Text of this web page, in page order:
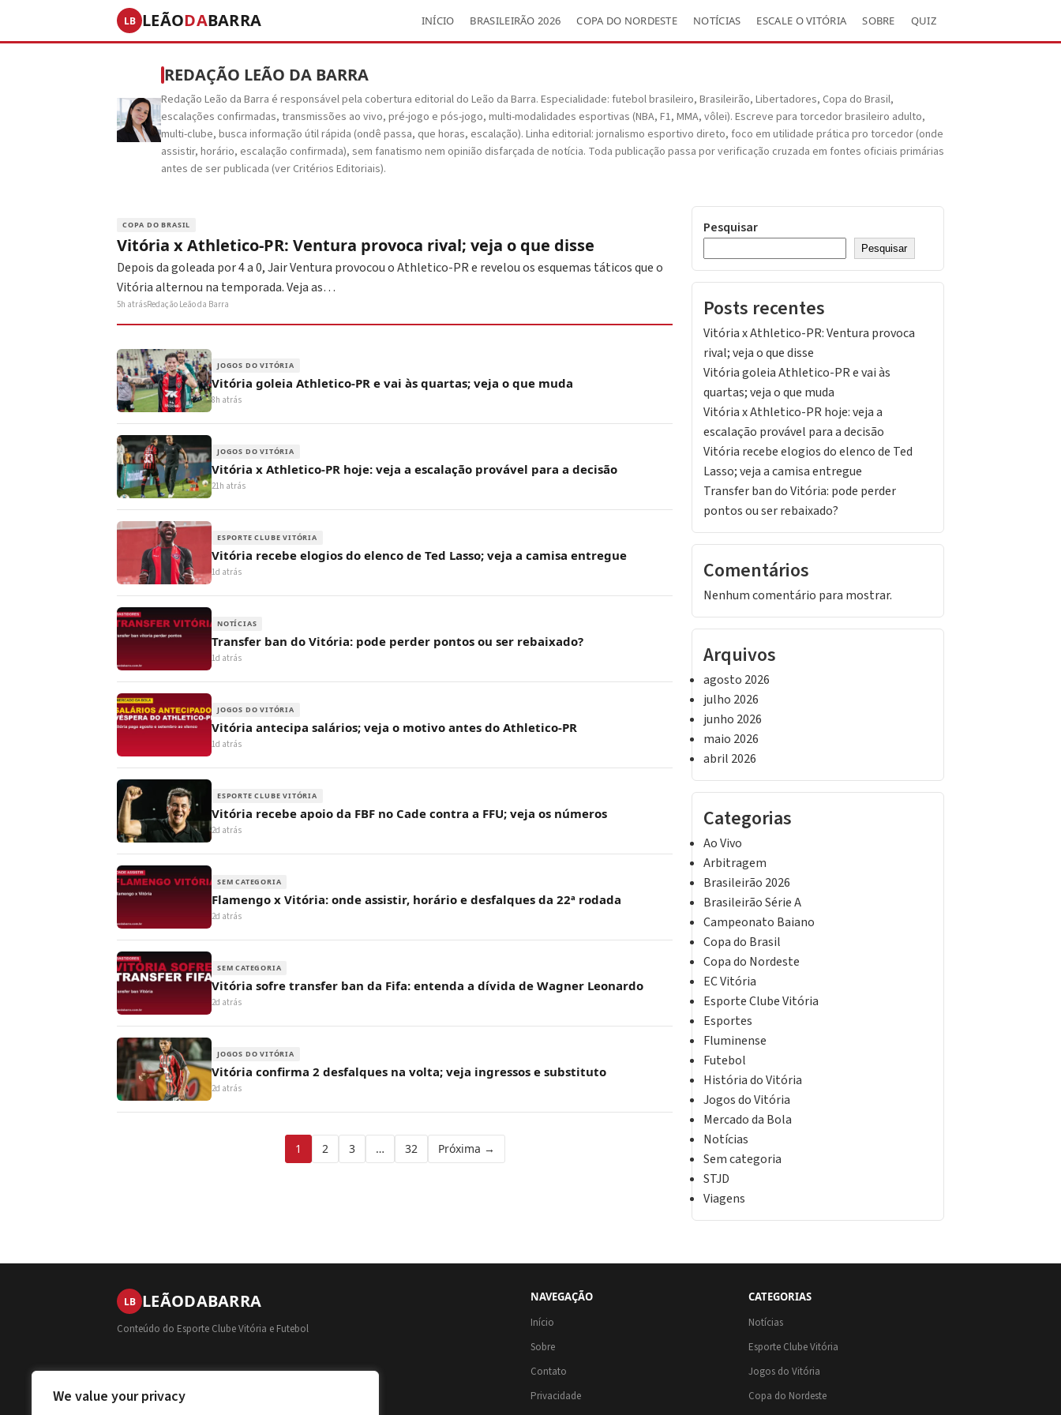
We value your privacy
LB LEÃODABARRA INÍCIO BRASILEIRÃO 2026 COPA DO NORDESTE NOTÍCIAS ESCALE O VITÓRIA SOBRE QUIZ
REDAÇÃO LEÃO DA BARRA
Redação Leão da Barra é responsável pela cobertura editorial do Leão da Barra. Especialidade: futebol brasileiro, Brasileirão, Libertadores, Copa do Brasil,
escalações confirmadas, transmissões ao vivo, pré-jogo e pós-jogo, multi-modalidades esportivas (NBA, F1, MMA, vôlei). Escreve para torcedor brasileiro adulto,
multi-clube, busca informação útil rápida (ondê passa, que horas, escalação). Linha editorial: jornalismo esportivo direto, foco em utilidade prática pro torcedor (onde
assistir, horário, escalação confirmada), sem fanatismo nem opinião disfarçada de notícia. Toda publicação passa por verificação cruzada em fontes oficiais primárias
antes de ser publicada (ver Critérios Editoriais).
COPA DO BRASIL
Vitória x Athletico-PR: Ventura provoca rival; veja o que disse
Depois da goleada por 4 a 0, Jair Ventura provocou o Athletico-PR e revelou os esquemas táticos que o
Vitória alternou na temporada. Veja as…
5h atrásRedação Leão da Barra
JOGOS DO VITÓRIA
Vitória goleia Athletico-PR e vai às quartas; veja o que muda
8h atrás
JOGOS DO VITÓRIA
Vitória x Athletico-PR hoje: veja a escalação provável para a decisão
21h atrás
ESPORTE CLUBE VITÓRIA
Vitória recebe elogios do elenco de Ted Lasso; veja a camisa entregue
1d atrás
NOTÍCIAS
Transfer ban do Vitória: pode perder pontos ou ser rebaixado?
1d atrás
JOGOS DO VITÓRIA
Vitória antecipa salários; veja o motivo antes do Athletico-PR
1d atrás
ESPORTE CLUBE VITÓRIA
Vitória recebe apoio da FBF no Cade contra a FFU; veja os números
2d atrás
SEM CATEGORIA
Flamengo x Vitória: onde assistir, horário e desfalques da 22ª rodada
2d atrás
SEM CATEGORIA
Vitória sofre transfer ban da Fifa: entenda a dívida de Wagner Leonardo
2d atrás
JOGOS DO VITÓRIA
Vitória confirma 2 desfalques na volta; veja ingressos e substituto
2d atrás
1 2 3 … 32 Próxima →
Pesquisar
Pesquisar
Posts recentes
Vitória x Athletico-PR: Ventura provoca
rival; veja o que disse
Vitória goleia Athletico-PR e vai às
quartas; veja o que muda
Vitória x Athletico-PR hoje: veja a
escalação provável para a decisão
Vitória recebe elogios do elenco de Ted
Lasso; veja a camisa entregue
Transfer ban do Vitória: pode perder
pontos ou ser rebaixado?
Comentários
Nenhum comentário para mostrar.
Arquivos
agosto 2026
julho 2026
junho 2026
maio 2026
abril 2026
Categorias
Ao Vivo
Arbitragem
Brasileirão 2026
Brasileirão Série A
Campeonato Baiano
Copa do Brasil
Copa do Nordeste
EC Vitória
Esporte Clube Vitória
Esportes
Fluminense
Futebol
História do Vitória
Jogos do Vitória
Mercado da Bola
Notícias
Sem categoria
STJD
Viagens
LB LEÃODABARRA
Conteúdo do Esporte Clube Vitória e Futebol
NAVEGAÇÃO
Início
Sobre
Contato
Privacidade
CATEGORIAS
Notícias
Esporte Clube Vitória
Jogos do Vitória
Copa do Nordeste